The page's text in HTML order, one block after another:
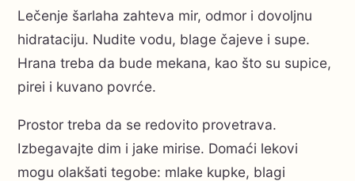
Lečenje šarlaha zahteva mir, odmor i dovoljnu
hidrataciju. Nudite vodu, blage čajeve i supe.
Hrana treba da bude mekana, kao što su supice,
pirei i kuvano povrće.
Prostor treba da se redovito provetrava.
Izbegavajte dim i jake mirise. Domaći lekovi
mogu olakšati tegobe: mlake kupke, blagi